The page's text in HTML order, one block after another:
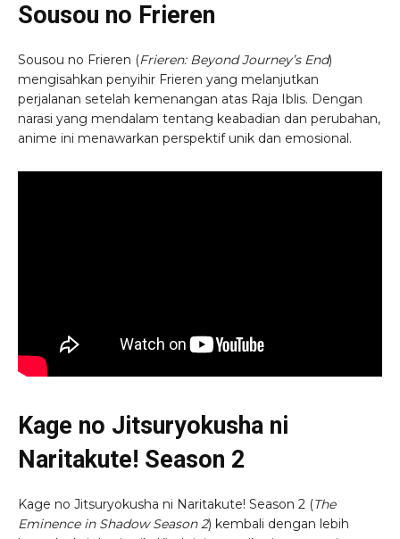
Sousou no Frieren
Sousou no Frieren (Frieren: Beyond Journey’s End)
mengisahkan penyihir Frieren yang melanjutkan
perjalanan setelah kemenangan atas Raja Iblis. Dengan
narasi yang mendalam tentang keabadian dan perubahan,
anime ini menawarkan perspektif unik dan emosional.
Kage no Jitsuryokusha ni
Naritakute! Season 2
Kage no Jitsuryokusha ni Naritakute! Season 2 (The
Eminence in Shadow Season 2) kembali dengan lebih